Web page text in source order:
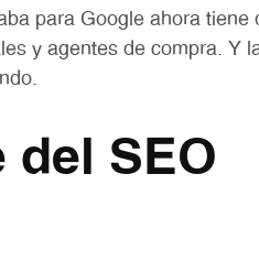
para Google ahora tiene
y agentes de compra. Y
del SEO